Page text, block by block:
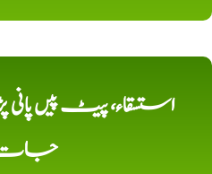
استسقاء، پیٹ پیں